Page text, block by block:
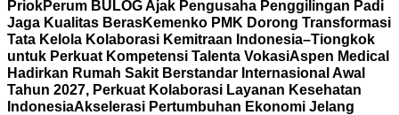
PriokPerum BULOG Ajak Pengusaha Penggilingan Padi
Jaga Kualitas BerasKemenko PMK Dorong Transformasi
Tata Kelola Kolaborasi Kemitraan Indonesia–Tiongkok
untuk Perkuat Kompetensi Talenta VokasiAspen Medical
Hadirkan Rumah Sakit Berstandar Internasional Awal
Tahun 2027, Perkuat Kolaborasi Layanan Kesehatan
IndonesiaAkselerasi Pertumbuhan Ekonomi Jelang